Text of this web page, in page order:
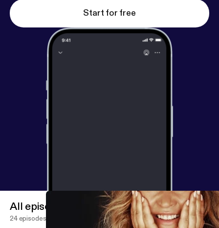
Start for free
All episodes
24 episodes